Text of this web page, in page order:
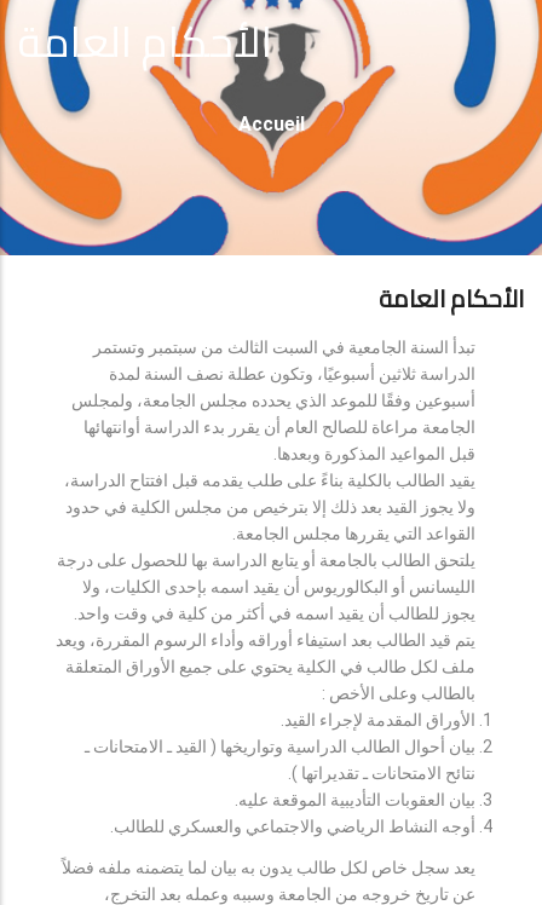
الأحكام العامة
Fil
D'Ariane
Accueil
الأحكام العامة
تبدأ السنة الجامعية في السبت الثالث من سبتمبر وتستمر
الدراسة ثلاثين أسبوعيًا، وتكون عطلة نصف السنة لمدة
أسبوعين وفقًا للموعد الذي يحدده مجلس الجامعة، ولمجلس
الجامعة مراعاة للصالح العام أن يقرر بدء الدراسة أوانتهائها
قبل المواعيد المذكورة وبعدها.
يقيد الطالب بالكلية بناءً على طلب يقدمه قبل افتتاح الدراسة،
ولا يجوز القيد بعد ذلك إلا بترخيص من مجلس الكلية في حدود
القواعد التي يقررها مجلس الجامعة.
يلتحق الطالب بالجامعة أو يتابع الدراسة بها للحصول على درجة
الليسانس أو البكالوريوس أن يقيد اسمه بإحدى الكليات، ولا
يجوز للطالب أن يقيد اسمه في أكثر من كلية في وقت واحد.
يتم قيد الطالب بعد استيفاء أوراقه وأداء الرسوم المقررة، ويعد
ملف لكل طالب في الكلية يحتوي على جميع الأوراق المتعلقة
بالطالب وعلى الأخص :
الأوراق المقدمة لإجراء القيد.
بيان أحوال الطالب الدراسية وتواريخها ( القيد ـ الامتحانات ـ
نتائح الامتحانات ـ تقديراتها ).
بيان العقوبات التأديبية الموقعة عليه.
أوجه النشاط الرياضي والاجتماعي والعسكري للطالب.
يعد سجل خاص لكل طالب يدون به بيان لما يتضمنه ملفه فضلاً
عن تاريخ خروجه من الجامعة وسببه وعمله بعد التخرج،